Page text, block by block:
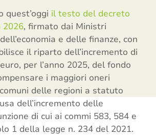
quest’oggi il testo del decreto
2026, firmato dai Ministri
e delle finanze, con
il riparto dell’incremento di
per l’anno 2025, del fondo
i maggiori oneri
delle regioni a statuto
dell’incremento delle
di cui ai commi 583, 584 e
1 della legge n. 234 del 2021.